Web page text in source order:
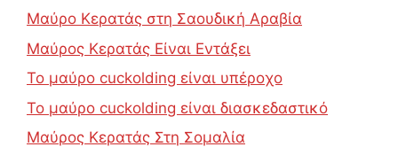
Μαύρο Κερατάς στη Σαουδική Αραβία
Μαύρος Κερατάς Είναι Εντάξει
Το μαύρο cuckolding είναι υπέροχο
Το μαύρο cuckolding είναι διασκεδαστικό
Μαύρος Κερατάς Στη Σομαλία